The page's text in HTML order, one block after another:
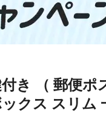
き （ 郵便
クス スリム